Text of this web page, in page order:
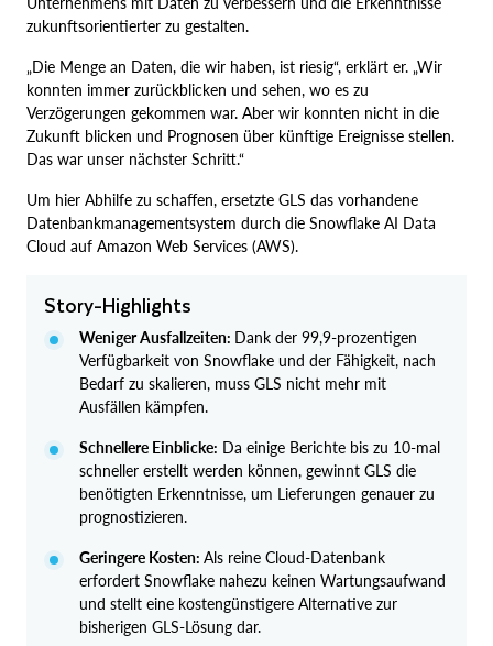
zukunftsorientierter zu gestalten.
„Die Menge an Daten, die wir haben, ist riesig“, erklärt er. „Wir
konnten immer zurückblicken und sehen, wo es zu
Verzögerungen gekommen war. Aber wir konnten nicht in die
Zukunft blicken und Prognosen über künftige Ereignisse stellen.
Das war unser nächster Schritt.“
Um hier Abhilfe zu schaffen, ersetzte GLS das vorhandene
Datenbankmanagementsystem durch die Snowflake AI Data
Cloud auf Amazon Web Services (AWS).
Story-Highlights
Weniger Ausfallzeiten: Dank der 99,9-prozentigen
Verfügbarkeit von Snowflake und der Fähigkeit, nach
Bedarf zu skalieren, muss GLS nicht mehr mit
Ausfällen kämpfen.
Schnellere Einblicke: Da einige Berichte bis zu 10-mal
schneller erstellt werden können, gewinnt GLS die
benötigten Erkenntnisse, um Lieferungen genauer zu
prognostizieren.
Geringere Kosten: Als reine Cloud-Datenbank
erfordert Snowflake nahezu keinen Wartungsaufwand
und stellt eine kostengünstigere Alternative zur
bisherigen GLS-Lösung dar.